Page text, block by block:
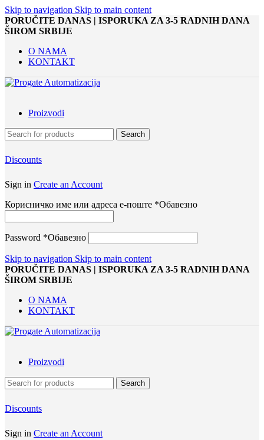
Skip to navigation Skip to main content
PORUČITE DANAS | ISPORUKA ZA 3-5 RADNIH DANA
ŠIROM SRBIJE
O NAMA
KONTAKT
Proizvodi
Search
Discounts
Sign in Create an Account
Корисничко име или адреса е-поште *Обавезно
Password *Обавезно
Skip to navigation Skip to main content
PORUČITE DANAS | ISPORUKA ZA 3-5 RADNIH DANA
ŠIROM SRBIJE
O NAMA
KONTAKT
Proizvodi
Search
Discounts
Sign in Create an Account